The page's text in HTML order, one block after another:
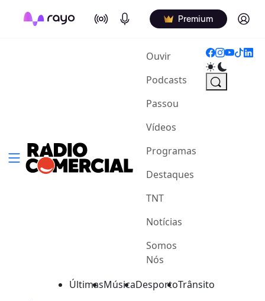
On Air Podcasts Premium Log in
Ouvir(current)
Podcasts
Passou
Vídeos
Programas
Destaques
TNT
Notícias
Somos
Nós
ÚltimasMúsicaDesportoTrânsito